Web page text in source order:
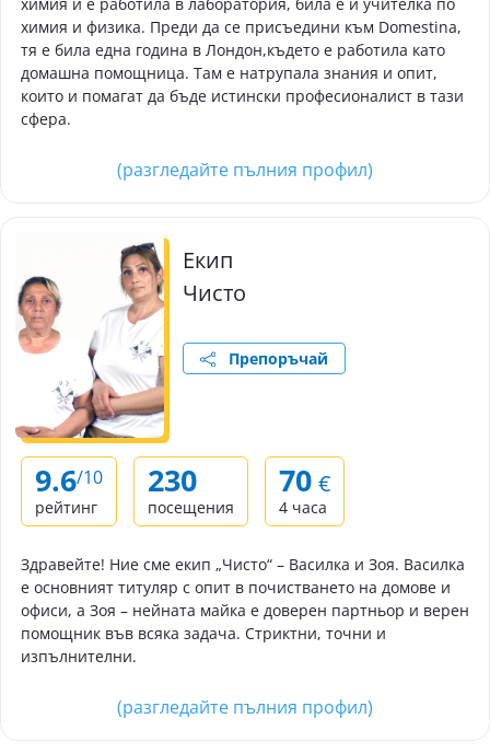
химия и физика. Преди да се присъедини към Domestina,
тя е била една година в Лондон,където е работила като
домашна помощница. Там е натрупала знания и опит,
които и помагат да бъде истински професионалист в тази
сфера.
(разгледайте пълния профил)
Екип
Чисто
Препоръчай
9.6/10
рейтинг
230
посещения
70 €
4 часа
Здравейте! Ние сме екип „Чисто“ – Василка и Зоя. Василка
е основният титуляр с опит в почистването на домове и
офиси, а Зоя – нейната майка е доверен партньор и верен
помощник във всяка задача. Стриктни, точни и
изпълнителни.
(разгледайте пълния профил)